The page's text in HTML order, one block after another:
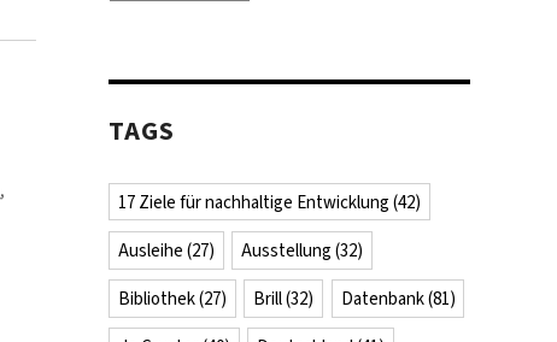
,
TAGS
17 Ziele für nachhaltige Entwicklung (42)
Ausleihe (27) Ausstellung (32)
Bibliothek(27) Brill(32) Datenbank(81)